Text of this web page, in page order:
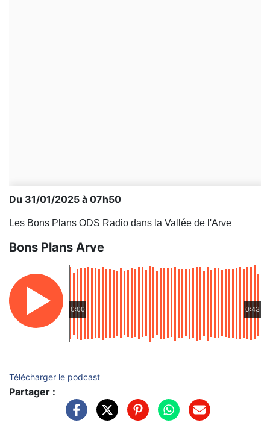
Du 31/01/2025 à 07h50
Les Bons Plans ODS Radio dans la Vallée de l'Arve
Bons Plans Arve
0:00 0:43
Télécharger le podcast
Partager :